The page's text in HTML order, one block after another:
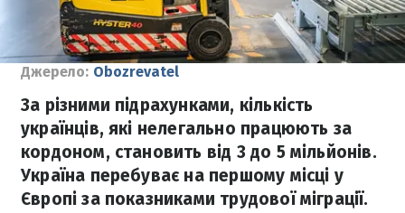
Джерело: Obozrevatel
За різними підрахунками, кількість
українців, які нелегально працюють за
кордоном, становить від 3 до 5 мільйонів.
Україна перебуває на першому місці у
Європі за показниками трудової міграції.